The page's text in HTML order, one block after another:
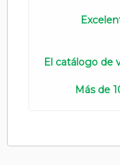
El catálogo de
Más de